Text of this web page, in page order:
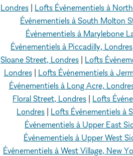
Londres
Lofts Événementiels à
Événementiels à South Molton
Événementiels à Marylebone
Événementiels à Piccadilly, Londres
Sloane Street, Londres
Lofts
Londres| Lofts Événementiels à
Événementiels à Long Acre,
Floral Street, Londres
Lofts
Londres
Lofts Événementiels à
Événementiels à Upper East
Événementiels à Upper West
Événementiels à West Village, New